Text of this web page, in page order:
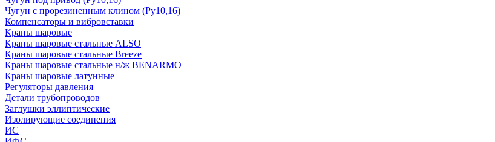
Чугун с прорезиненным клином (Ру10,16)
Компенсаторы и вибровставки
Краны шаровые
Краны шаровые стальные ALSO
Краны шаровые стальные Breeze
Краны шаровые стальные н/ж BENARMO
Краны шаровые латунные
Регуляторы давления
Детали трубопроводов
Заглушки эллиптические
Изолирующие соединения
ИС